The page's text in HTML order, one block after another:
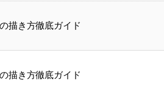
描き方徹底ガイド
描き方徹底ガイド